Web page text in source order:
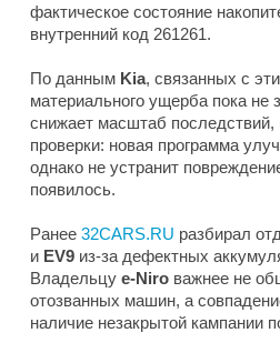
фактическое состояние
внутренний код 261261.
По данным Kia, связанных с
материального ущерба пока не
снижает масштаб последствий,
проверки: новая программа
однако не устранит
появилось.
Ранее 32CARS.RU разбирал
и EV9 из-за дефектных
Владельцу e-Niro важнее не
отозванных машин, а
наличие незакрытой кампании